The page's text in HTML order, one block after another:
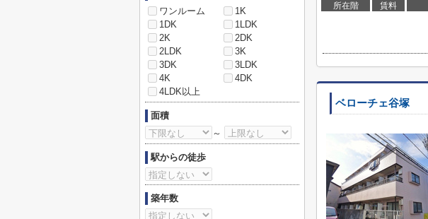
所在階 賃料
ベローチェ谷塚
ワンルーム
1K
1DK
1LDK
2K
2DK
2LDK
3K
3DK
3LDK
4K
4DK
4LDK以上
面積
～
駅からの徒歩
築年数